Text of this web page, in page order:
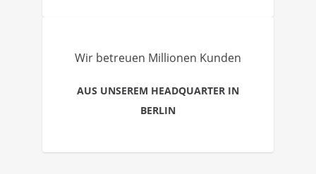
Wir betreuen Millionen Kunden
AUS UNSEREM HEADQUARTER IN
BERLIN